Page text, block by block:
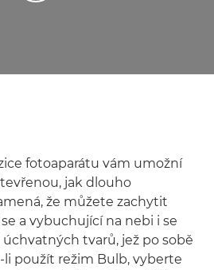
fotoaparátu vám umožní
jak dlouho
že můžete zachytit
a vybuchující na nebi i se
tvarů, jež po sobě
li použít režim Bulb, vyberte